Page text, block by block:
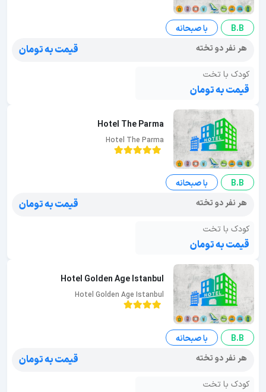
B.B
با صبحانه
هر نفر دو تخته
قیمت به تومان
کودک با تخت
قیمت به تومان
Hotel The Parma
Hotel The Parma
B.B
با صبحانه
هر نفر دو تخته
قیمت به تومان
کودک با تخت
قیمت به تومان
Hotel Golden Age Istanbul
Hotel Golden Age Istanbul
B.B
با صبحانه
هر نفر دو تخته
قیمت به تومان
کودک با تخت